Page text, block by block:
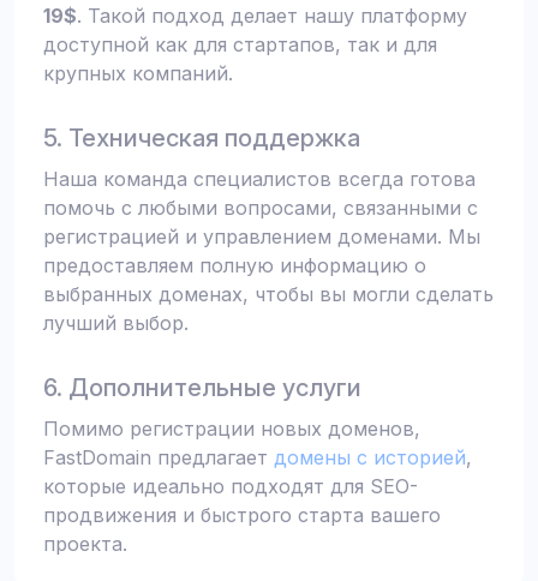
19$. Такой подход делает нашу платформу
доступной как для стартапов, так и для
крупных компаний.
5. Техническая поддержка
Наша команда специалистов всегда готова
помочь с любыми вопросами, связанными с
регистрацией и управлением доменами. Мы
предоставляем полную информацию о
выбранных доменах, чтобы вы могли сделать
лучший выбор.
6. Дополнительные услуги
Помимо регистрации новых доменов,
FastDomain предлагает домены с историей,
которые идеально подходят для SEO-
продвижения и быстрого старта вашего
проекта.